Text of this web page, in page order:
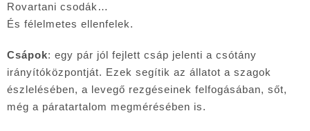
Rovartani csodák…
És félelmetes ellenfelek.
Csápok: egy pár jól fejlett csáp jelenti a csótány
irányítóközpontját. Ezek segítik az állatot a szagok
észlelésében, a levegő rezgéseinek felfogásában, sőt,
még a páratartalom megmérésében is.